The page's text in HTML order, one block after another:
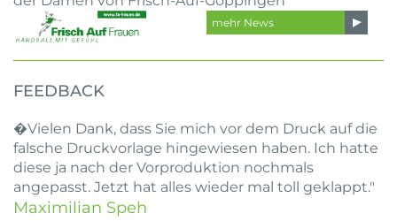
mehr News
FEEDBACK
�Vielen Dank, dass Sie mich vor dem Druck auf die
falsche Druckvorlage hingewiesen haben. Ich hatte
diese ja nach der Vorproduktion nochmals
angepasst. Jetzt hat alles wieder mal toll geklappt."
Maximilian Speh